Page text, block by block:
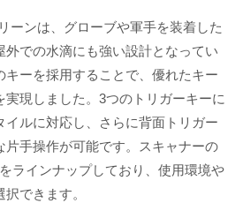
ーンは、グローブや軍手を装着した
外での水滴にも強い設計となってい
キーを採用することで、優れたキー
実現しました。3つのトリガーキーに
イルに対応し、さらに背面トリガー
片手操作が可能です。スキャナーの
ラインナップしており、使用環境や
できます。